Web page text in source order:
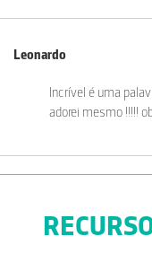
Leonardo
Incrível é uma
adorei mesmo !!!!!